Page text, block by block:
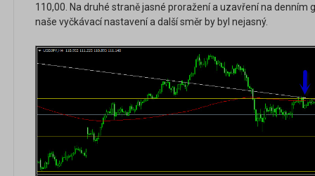
110,00. Na druhé straně jasné proražení a uzavření na denním
naše vyčkávací nastavení a další směr by byl nejasný.